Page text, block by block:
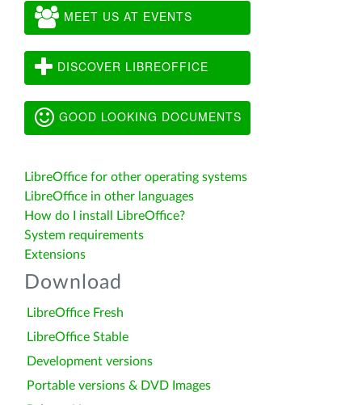
MEET US AT EVENTS
DISCOVER LIBREOFFICE
GOOD LOOKING DOCUMENTS
LibreOffice for other operating systems
LibreOffice in other languages
How do I install LibreOffice?
System requirements
Extensions
Download
LibreOffice Fresh
LibreOffice Stable
Development versions
Portable versions & DVD Images